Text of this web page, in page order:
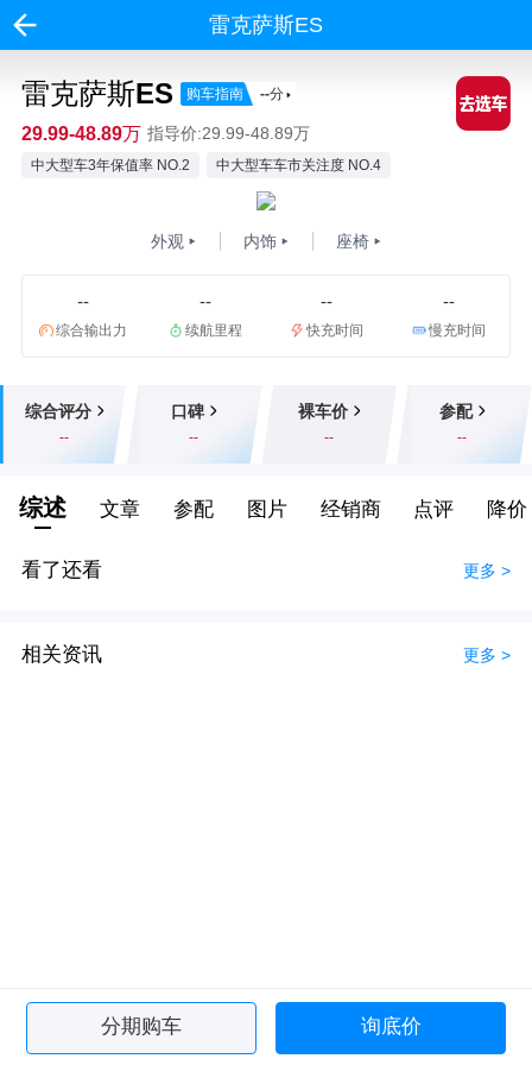
雷克萨斯ES
雷克萨斯ES 购车指南 --分
29.99-48.89万 指导价:29.99-48.89万
中大型车3年保值率 NO.2 中大型车车市关注度 NO.4
外观 内饰 座椅
--
综合输出力
--
续航里程
--
快充时间
--
慢充时间
综合评分
--
口碑
--
裸车价
--
参配
--
综述 文章 参配 图片 经销商 点评 降价
看了还看 更多 >
相关资讯 更多 >
分期购车 询底价